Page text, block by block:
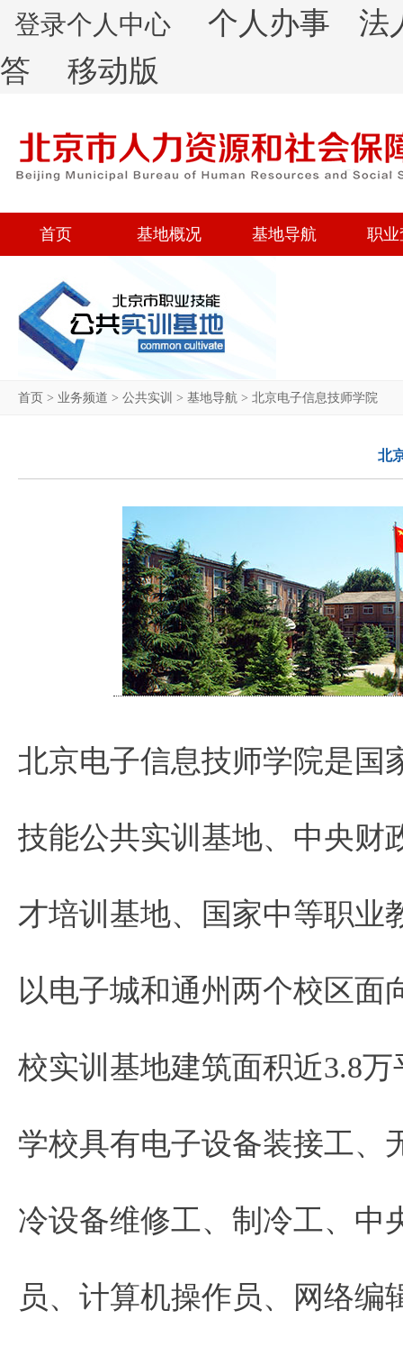
登录个人中心 个人办事
法
答
移动版
首页 基地概况 基地导航 职业
首页 > 业务频道 > 公共实训 > 基地导航 > 北京电子信息技师学院
北
北京电子信息技师学院是国
技能公共实训基地、中央财
才培训基地、国家中等职业
以电子城和通州两个校区面
校实训基地建筑面积近3.8
学校具有电子设备装接工、
冷设备维修工、制冷工、中
员、计算机操作员、网络编